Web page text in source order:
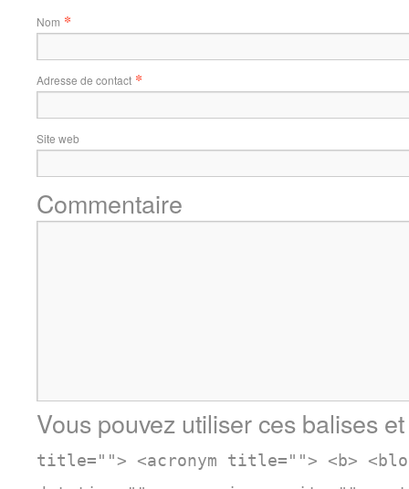
Nom *
Adresse de contact *
Site web
Commentaire
Vous pouvez utiliser ces balises
title=""> <acronym title=""> <b>